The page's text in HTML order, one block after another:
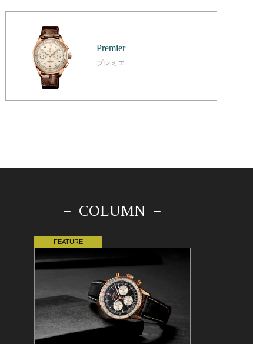
Premier
プレミエ
－ COLUMN －